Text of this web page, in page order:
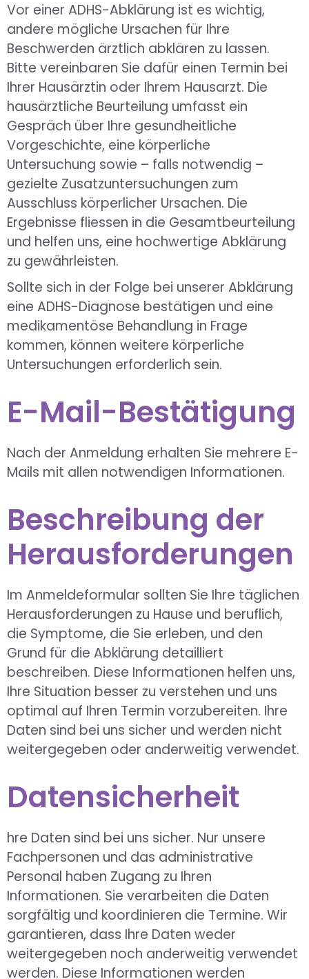
Vor einer ADHS-Abklärung ist es wichtig,
andere mögliche Ursachen für Ihre
Beschwerden ärztlich abklären zu lassen.
Bitte vereinbaren Sie dafür einen Termin bei
Ihrer Hausärztin oder Ihrem Hausarzt. Die
hausärztliche Beurteilung umfasst ein
Gespräch über Ihre gesundheitliche
Vorgeschichte, eine körperliche
Untersuchung sowie – falls notwendig –
gezielte Zusatzuntersuchungen zum
Ausschluss körperlicher Ursachen. Die
Ergebnisse fliessen in die Gesamtbeurteilung
und helfen uns, eine hochwertige Abklärung
zu gewährleisten.
Sollte sich in der Folge bei unserer Abklärung
eine ADHS-Diagnose bestätigen und eine
medikamentöse Behandlung in Frage
kommen, können weitere körperliche
Untersuchungen erforderlich sein.
E-Mail-Bestätigung
Nach der Anmeldung erhalten Sie mehrere E-
Mails mit allen notwendigen Informationen.
Beschreibung der
Herausforderungen
Im Anmeldeformular sollten Sie Ihre täglichen
Herausforderungen zu Hause und beruflich,
die Symptome, die Sie erleben, und den
Grund für die Abklärung detailliert
beschreiben. Diese Informationen helfen uns,
Ihre Situation besser zu verstehen und uns
optimal auf Ihren Termin vorzubereiten. Ihre
Daten sind bei uns sicher und werden nicht
weitergegeben oder anderweitig verwendet.
Datensicherheit
hre Daten sind bei uns sicher. Nur unsere
Fachpersonen und das administrative
Personal haben Zugang zu Ihren
Informationen. Sie verarbeiten die Daten
sorgfältig und koordinieren die Termine. Wir
garantieren, dass Ihre Daten weder
weitergegeben noch anderweitig verwendet
werden. Diese Informationen werden